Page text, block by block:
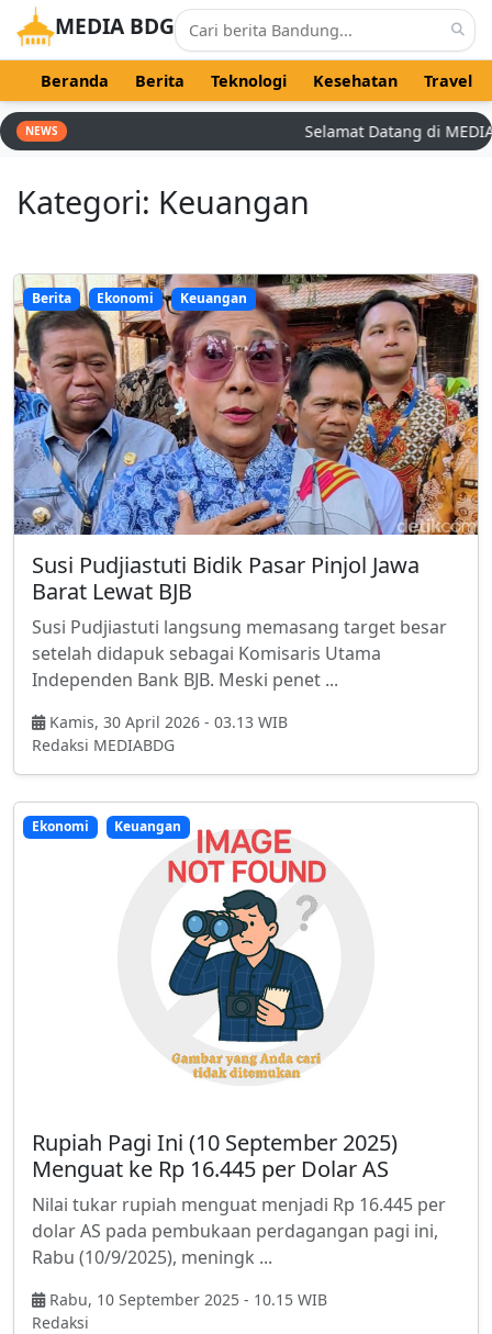
MEDIA BDG
Beranda Berita Teknologi Kesehatan Travel
NEWS Selamat Datang di
Kategori: Keuangan
Berita Ekonomi Keuangan
Susi Pudjiastuti Bidik Pasar Pinjol Jawa
Barat Lewat BJB
Susi Pudjiastuti langsung memasang target besar
setelah didapuk sebagai Komisaris Utama
Independen Bank BJB. Meski penet ...
Kamis, 30 April 2026 - 03.13 WIB
Redaksi MEDIABDG
Ekonomi Keuangan
Rupiah Pagi Ini (10 September 2025)
Menguat ke Rp 16.445 per Dolar AS
Nilai tukar rupiah menguat menjadi Rp 16.445 per
dolar AS pada pembukaan perdagangan pagi ini,
Rabu (10/9/2025), meningk ...
Rabu, 10 September 2025 - 10.15 WIB
Redaksi